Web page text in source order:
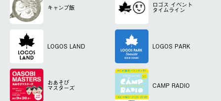
キャンプ飯 ロゴス イベント
タイムライン
LOGOS LAND LOGOS PARK
おあそび
マスターズ CAMP RADIO